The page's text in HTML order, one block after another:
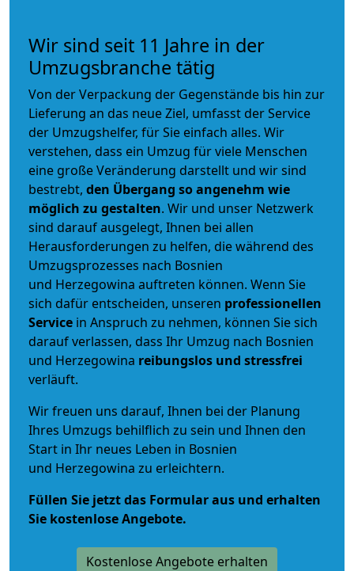
Wir sind seit 11 Jahre in der
Umzugsbranche tätig
Von der Verpackung der Gegenstände bis hin zur
Lieferung an das neue Ziel, umfasst der Service
der Umzugshelfer, für Sie einfach alles. Wir
verstehen, dass ein Umzug für viele Menschen
eine große Veränderung darstellt und wir sind
bestrebt, den Übergang so angenehm wie
möglich zu gestalten. Wir und unser Netzwerk
sind darauf ausgelegt, Ihnen bei allen
Herausforderungen zu helfen, die während des
Umzugsprozesses nach Bosnien
und Herzegowina auftreten können. Wenn Sie
sich dafür entscheiden, unseren professionellen
Service in Anspruch zu nehmen, können Sie sich
darauf verlassen, dass Ihr Umzug nach Bosnien
und Herzegowina reibungslos und stressfrei
verläuft.
Wir freuen uns darauf, Ihnen bei der Planung
Ihres Umzugs behilflich zu sein und Ihnen den
Start in Ihr neues Leben in Bosnien
und Herzegowina zu erleichtern.
Füllen Sie jetzt das Formular aus und erhalten
Sie kostenlose Angebote.
Kostenlose Angebote erhalten